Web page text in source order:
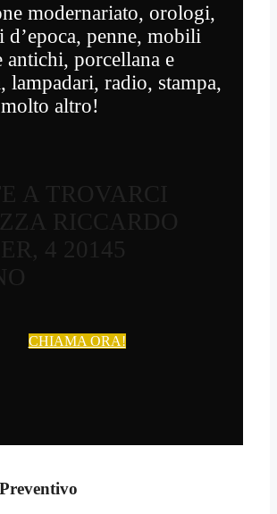
modernariato, orologi,
d’epoca, penne, mobili
antichi, porcellana e
lampadari, radio, stampa,
altro!
A TROVARCI
RICCARDO
4 20145
CHIAMA ORA!